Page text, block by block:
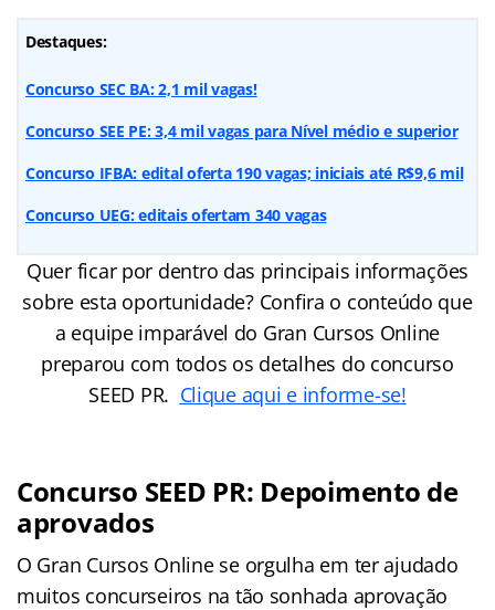
Destaques:
Concurso SEC BA: 2,1 mil vagas!
Concurso SEE PE: 3,4 mil vagas para Nível médio e superior
Concurso IFBA: edital oferta 190 vagas; iniciais até R$9,6 mil
Concurso UEG: editais ofertam 340 vagas
Quer ficar por dentro das principais informações
sobre esta oportunidade? Confira o conteúdo que
a equipe imparável do Gran Cursos Online
preparou com todos os detalhes do concurso
SEED PR. Clique aqui e informe-se!
Concurso SEED PR: Depoimento de
aprovados
O Gran Cursos Online se orgulha em ter ajudado
muitos concurseiros na tão sonhada aprovação